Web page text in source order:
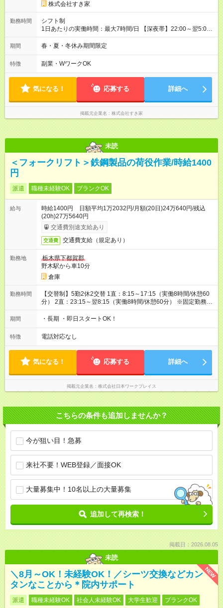
株式会社すき家
勤務時間
シフト制
1日あたりの実働時間：最大7時間/日 【深夜帯】22:00～翌5:00
週2日～・1日2h～OK◎ ※22:00から翌5:00までは18歳以上の方
のみ勤務可能です（18歳未満の深夜業務禁止のため） ★深夜で
す。 必ず、2名以上での勤務を行いますので、安心して働けま
す。
期間 春・夏・冬休み期間限定
特徴 副業・WワークOK
気になる！ 応募する 詳細へ
掲載元企業名 株式会社すき家
未読
＜フォークリフト＞鉄鋼製品の荷役作業/時給1400
円
派遣 職種未経験OK ブランクOK
給与
時給1400円 日額平均1万2032円/月額(20日)24万640円/残込
(20h)27万5640円
交通費別途支給あり
交通費 交通費支給（規定あり）
勤務地
栃木県下都賀郡
野木駅から車10分
倉庫
勤務時間
【交替制】5勤2休2交替 1直：8:15～17:15（実働8時間/休憩60
分） 2直：23:15～翌8:15（実働8時間/休憩60分） ※固定勤務も
相談可
期間 ・長期 ・即日スタートOK！
特徴 電話対応なし
気になる！ 応募する 詳細へ
掲載元企業名 株式会社日本ワークプレイス
こちらの条件も追加しませんか？
今が狙い目！急募
来社不要！WEB登録／面接OK
大量募集中！10名以上の大量募集
追加して再検索！
掲載日：2026.08.05
未読
NEW
＼8月～OK！未経験OK！／シーツ交換などカン
タンなことから＊院内サポート
派遣 職種未経験OK 社会人未経験OK 大学生歓迎 ブランクOK